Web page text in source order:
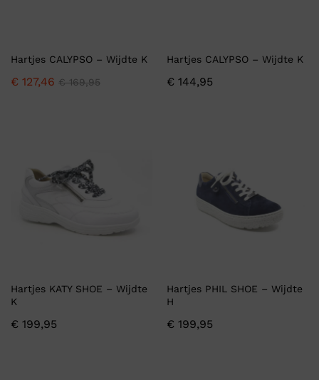
Hartjes CALYPSO – Wijdte K
€ 127,46 €169,95
Hartjes CALYPSO – Wijdte K
€ 144,95
Hartjes KATY SHOE – Wijdte
K
€ 199,95
Hartjes PHIL SHOE – Wijdte
H
€ 199,95